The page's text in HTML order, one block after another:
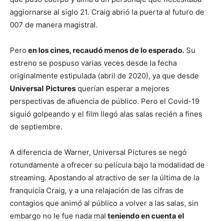
aggiornarse al siglo 21. Craig abrió la puerta al futuro de
007 de manera magistral.
Pero en los cines, recaudó menos de lo esperado. Su
estreno se pospuso varias veces desde la fecha
originalmente estipulada (abril de 2020), ya que desde
Universal Pictures querían esperar a mejores
perspectivas de afluencia de público. Pero el Covid-19
siguió golpeando y el film llegó alas salas recién a fines
de septiembre.
A diferencia de Warner, Universal Pictures se negó
rotundamente a ofrecer su película bajo la modalidad de
streaming. Apostando al atractivo de ser la última de la
franquicia Craig, y a una relajación de las cifras de
contagios que animó al público a volver a las salas, sin
embargo no le fue nada mal teniendo en cuenta el